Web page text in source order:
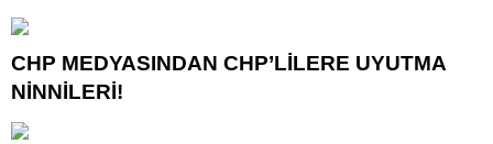
CHP MEDYASINDAN CHP’LİLERE UYUTMA
NİNNİLERİ!